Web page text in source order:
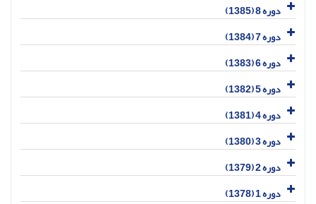
دوره 8 (1385)
دوره 7 (1384)
دوره 6 (1383)
دوره 5 (1382)
دوره 4 (1381)
دوره 3 (1380)
دوره 2 (1379)
دوره 1 (1378)